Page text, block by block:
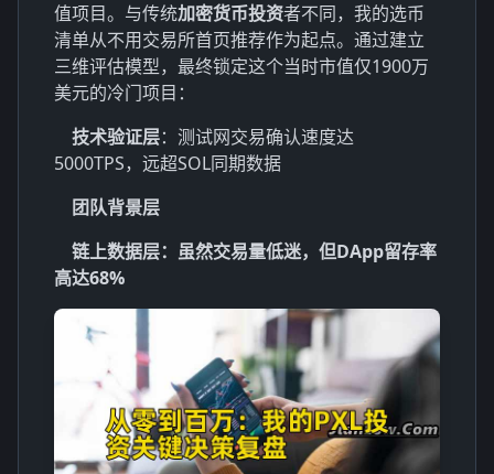
值项目。与传统加密货币投资者不同，我的选币
清单从不用交易所首页推荐作为起点。通过建立
三维评估模型，最终锁定这个当时市值仅1900万
美元的冷门项目：
技术验证层：测试网交易确认速度达
5000TPS，远超SOL同期数据
团队背景层
链上数据层：虽然交易量低迷，但DApp留存率
高达68%